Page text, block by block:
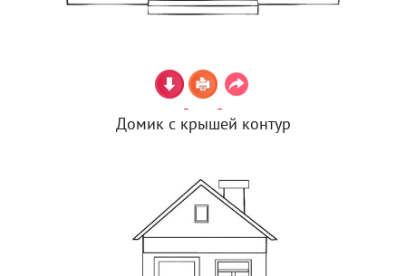
Домик с крышей контур